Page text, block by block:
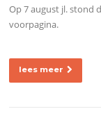
Op 7 august jl. stond
voorpagina.
lees meer